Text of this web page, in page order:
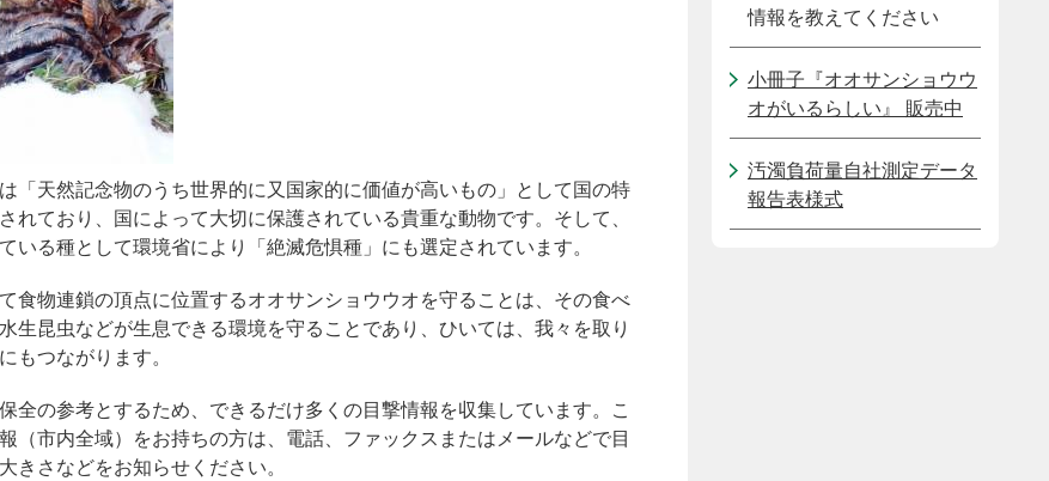
「天然記念物のうち世界的に又国家的に価値が高いもの」として国の特
れており、国によって大切に保護されている貴重な動物です。そして、
いる種として環境省により「絶滅危惧種」にも選定されています。
食物連鎖の頂点に位置するオオサンショウウオを守ることは、その食べ
生昆虫などが生息できる環境を守ることであり、ひいては、我々を取り
もつながります。
全の参考とするため、できるだけ多くの目撃情報を収集しています。こ
（市内全域）をお持ちの方は、電話、ファックスまたはメールなどで目
きさなどをお知らせください。
情報を教えてください
小冊子『オオサンショウウ
オがいるらしい』 販売中
汚濁負荷量自社測定データ
報告表様式